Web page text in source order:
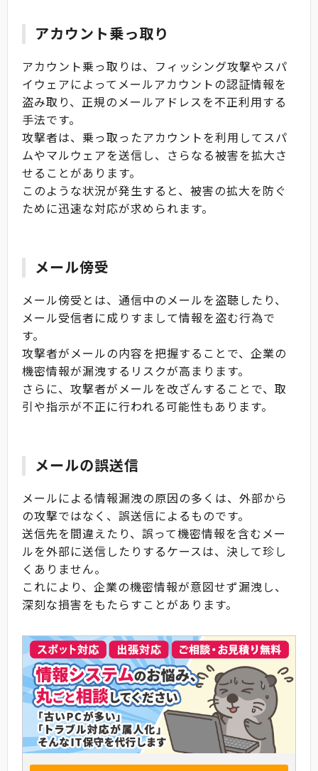
アカウント乗っ取り
アカウント乗っ取りは、フィッシング攻撃やスパ
イウェアによってメールアカウントの認証情報を
盗み取り、正規のメールアドレスを不正利用する
手法です。
攻撃者は、乗っ取ったアカウントを利用してスパ
ムやマルウェアを送信し、さらなる被害を拡大さ
せることがあります。
このような状況が発生すると、被害の拡大を防ぐ
ために迅速な対応が求められます。
メール傍受
メール傍受とは、通信中のメールを盗聴したり、
メール受信者に成りすまして情報を盗む行為で
す。
攻撃者がメールの内容を把握することで、企業の
機密情報が漏洩するリスクが高まります。
さらに、攻撃者がメールを改ざんすることで、取
引や指示が不正に行われる可能性もあります。
メールの誤送信
メールによる情報漏洩の原因の多くは、外部から
の攻撃ではなく、誤送信によるものです。
送信先を間違えたり、誤って機密情報を含むメー
ルを外部に送信したりするケースは、決して珍し
くありません。
これにより、企業の機密情報が意図せず漏洩し、
深刻な損害をもたらすことがあります。